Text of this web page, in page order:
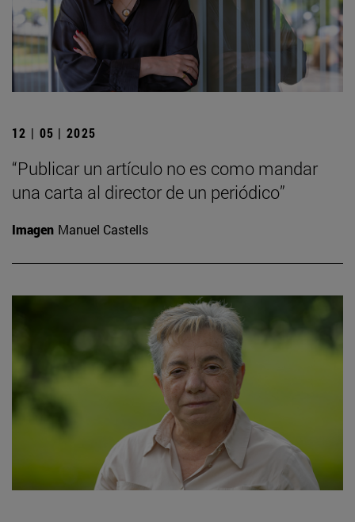
12 | 05 | 2025
“Publicar un artículo no es como mandar
una carta al director de un periódico”
Imagen Manuel Castells